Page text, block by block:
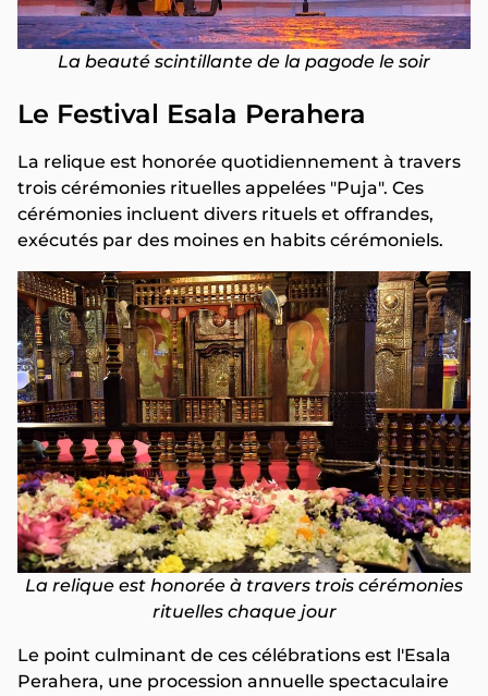
La beauté scintillante de la pagode le soir
Le Festival Esala Perahera
La relique est honorée quotidiennement à travers
trois cérémonies rituelles appelées "Puja". Ces
cérémonies incluent divers rituels et offrandes,
exécutés par des moines en habits cérémoniels.
La relique est honorée à travers trois cérémonies
rituelles chaque jour
Le point culminant de ces célébrations est l'Esala
Perahera, une procession annuelle spectaculaire